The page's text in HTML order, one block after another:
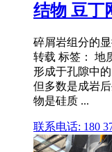
结物 豆丁
碎屑岩组分的
转载 标签： 地
形成于孔隙中
但多数是成岩
物是硅质 ...
联系电话: 180